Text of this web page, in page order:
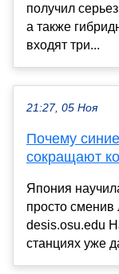
получил
а также
входят три...
21:27, 05 Ноя
Почему
сокращают
Япония
просто сменив
desis.osu.edu
станциях уже